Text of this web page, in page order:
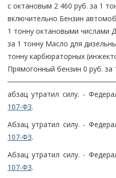
с октановым 2 460 руб. за 1
включительно Бензин
1 тонну октановыми числами
за 1 тонну Масло для
тонну карбюраторных
Прямогонный бензин 0 руб. за
абзац утратил силу. -
107-ФЗ.
Абзац утратил силу. -
107-ФЗ.
Абзац утратил силу. -
107-ФЗ.